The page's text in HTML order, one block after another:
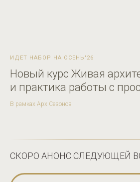
ИДЕТ НАБОР НА ОСЕНЬ'26
Новый курс Живая
и практика работы с
В рамках Арх Сезонов
СКОРО АНОНС СЛЕДУЮЩЕЙ